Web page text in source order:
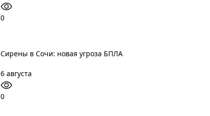
0
Сирены в Сочи: новая угроза БПЛА
6 августа
0